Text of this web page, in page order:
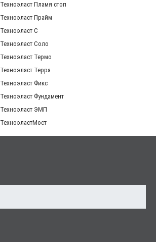
Техноэласт Пламя стоп
Техноэласт Прайм
Техноэласт С
Техноэласт Соло
Техноэласт Термо
Техноэласт Терра
Техноэласт Фикс
Техноэласт Фундамент
Техноэласт ЭМП
ТехноэластМост